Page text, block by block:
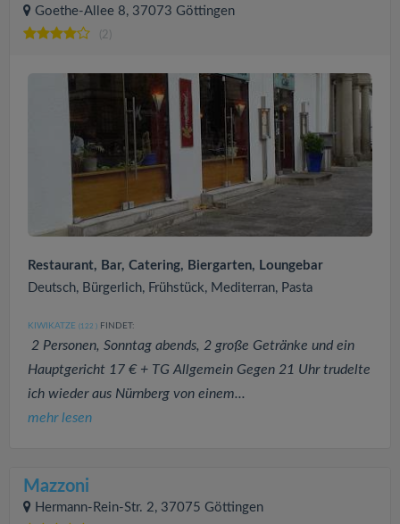
Goethe-Allee 8, 37073 Göttingen
(2)
Restaurant, Bar, Catering, Biergarten, Loungebar
Deutsch, Bürgerlich, Frühstück, Mediterran, Pasta
KIWIKATZE (122 ) FINDET:
2 Personen, Sonntag abends, 2 große Getränke und ein
Hauptgericht 17 € + TG Allgemein Gegen 21 Uhr trudelte
ich wieder aus Nürnberg von einem...
mehr lesen
Mazzoni
Hermann-Rein-Str. 2, 37075 Göttingen